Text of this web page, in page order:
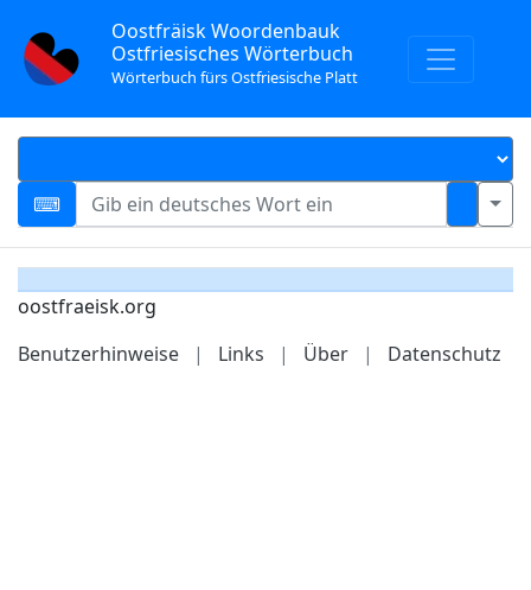
Oostfräisk Woordenbauk
Ostfriesisches Wörterbuch
Wörterbuch fürs Ostfriesische Platt
oostfraeisk.org
Benutzerhinweise
| Links | Über | Datenschutz